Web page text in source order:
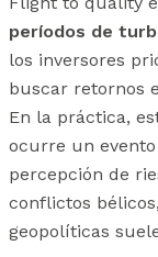
períodos de
los inversores
buscar retornos
En la práctica,
ocurre un
percepción de
conflictos
geopolíticas